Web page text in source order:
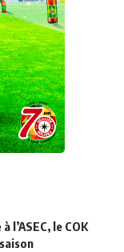
l’ASEC, le COK